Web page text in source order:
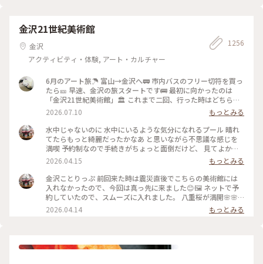
金沢21世紀美術館
金沢
アクティビティ・体験, アート・カルチャー
1256
6月のアート旅☂️ 富山→金沢へ🚃 市内バスのフリー切符を買っ
たら🎫 早速、金沢の旅スタートです🚌 最初に向かったのは
「金沢21世紀美術館」🏛️ これまで二回、行った時はどちらも
休館日😱 今回初めて、あのスイミングプールも見ることが 出
来ました🏊🏊 ただ私は一人(笑)なのでプールに入っても上から
写真は撮れないよね⁉️と、、、 なので上から下の人達を見て楽
しみました😂 修学旅行かな❓の子供達の同行者の様に…🤣 混ま
ないうちにと午前中に来たので そこまで混雑してなくゆっく
紀美術館#スイミングプール #金沢市内バスフリー切符
2026.07.10
もっとみる
水中じゃないのに 水中にいるような気分になれるプール 晴れ
てたらもっと綺麗だったかなあ と思いながら不思議な感じを
満喫 予約制なので手続きがちょっと面倒だけど、 見てよかっ
た #ちいさな列車旅 #金沢#金沢21世紀美術館#プール #現代ア
ート
2026.04.15
もっとみる
金沢ことりっぷ 前回来た時は震災直後でこちらの美術館には
入れなかったので、今回は真っ先に来ました😊🖼️ ネットで予
約していたので、スムーズに入れました。 八重桜が満開🌸🌸
🌸🌸🌸 芝生も綺麗でとても気持ちいい。 フリースペースもた
くさんあるので のんびり楽しめます。 今日は海外からの観光
現代アート
2026.04.14 もっとみる